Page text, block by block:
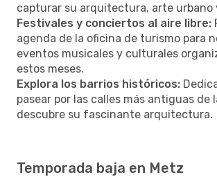
capturar su arquitectura, arte urbano
Festivales y conciertos al aire libre:
agenda de la oficina de turismo para
eventos musicales y culturales
estos meses.
Explora los barrios históricos:
pasear por las calles más antiguas de
descubre su fascinante arquitectura.
Temporada baja en Metz